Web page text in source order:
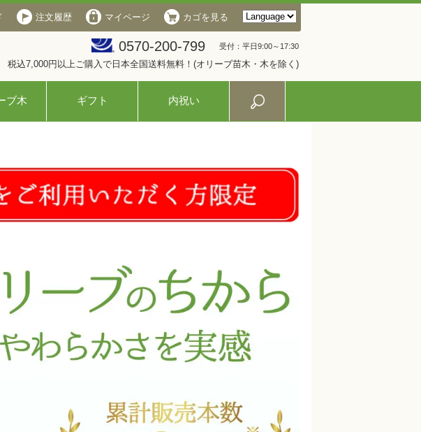
注文履歴 マイページ カゴを見る
0570-200-799 受付：平日9:00～17:30
税込7,000円以上ご購入で日本全国送料無料！(オリーブ苗木・木を除く)
ブ木 ギフト 内祝い